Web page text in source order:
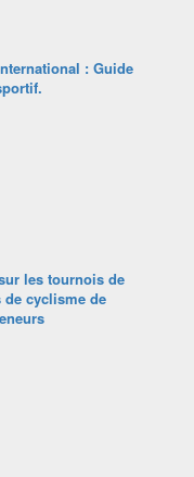
: Guide
les tournois de
cyclisme de